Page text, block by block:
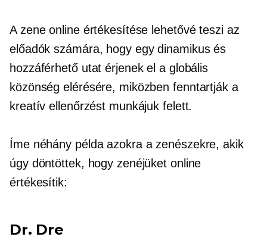
A zene online értékesítése lehetővé teszi az
előadók számára, hogy egy dinamikus és
hozzáférhető utat érjenek el a globális
közönség elérésére, miközben fenntartják a
kreatív ellenőrzést munkájuk felett.
Íme néhány példa azokra a zenészekre, akik
úgy döntöttek, hogy zenéjüket online
értékesítik:
Dr. Dre